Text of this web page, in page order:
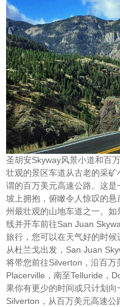
圣胡安Skyway风景小道和百
壮观的景区车道从古老的采
谓的百万美元高速公路。这
坡上拥抱，俯瞰令人惊叹的
州最壮观的山地车道之一。
线并开车前往San Juan
旅行，您可以在天气好的时候
从杜兰戈出发，San Juan
将带您前往Silverton，沿百
Placerville，南至Telluride，
果你有更少的时间或只计划向
Silverton，从百万美元高速